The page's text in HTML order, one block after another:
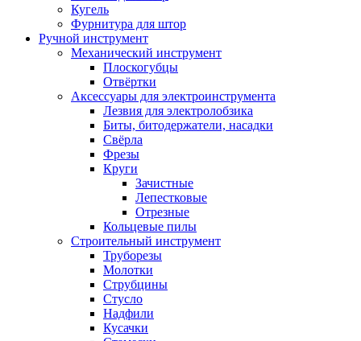
Кугель
Фурнитура для штор
Ручной инструмент
Механический инструмент
Плоскогубцы
Отвёртки
Аксессуары для электроинструмента
Лезвия для электролобзика
Биты, битодержатели, насадки
Свёрла
Фрезы
Круги
Зачистные
Лепестковые
Отрезные
Кольцевые пилы
Строительный инструмент
Труборезы
Молотки
Струбцины
Стусло
Надфили
Кусачки